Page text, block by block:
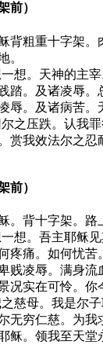
前）
背粗重十字架。
。
想。天神的主
踏。及诸凌辱。
辱。及诸病苦。
之压跌。认我
赏我效法尔之忍
前）
。背十字架。路
想。吾主耶稣
疼痛。如何忧苦
贱凌辱。满身流
况实在可怜。你
慈母。我是尔子
无穷仁慈。为我
稣。领我至天堂